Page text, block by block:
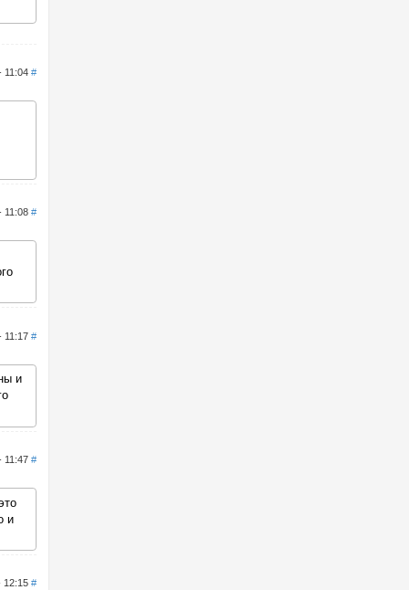
11:04 #
11:08 #
11:17 #
и
11:47 #
и
12:15 #